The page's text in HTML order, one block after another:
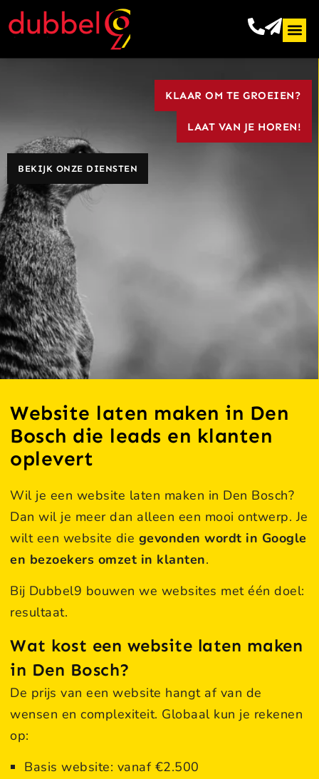
inhoud
KLAAR OM TE GROEIEN?​
LAAT VAN JE HOREN!
BEKIJK ONZE DIENSTEN
Website laten maken in Den
Bosch die leads en klanten
oplevert
Wil je een website laten maken in Den Bosch?
Dan wil je meer dan alleen een mooi ontwerp. Je
wilt een website die gevonden wordt in Google
en bezoekers omzet in klanten.
Bij Dubbel9 bouwen we websites met één doel:
resultaat.
Wat kost een website laten maken
in Den Bosch?
De prijs van een website hangt af van de
wensen en complexiteit. Globaal kun je rekenen
op:
Basis website: vanaf €2.500